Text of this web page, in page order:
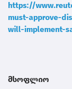
https://
must-approve-
will-implement-
მსოფლიო